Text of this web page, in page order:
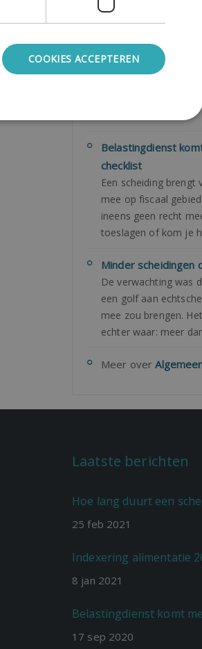
Hoe lang duurt een
​Een echtscheiding is
periode die men het
de ontbinding
Belastingdienst
checklist
Een scheiding brengt
mee op fiscaal
ineens geen recht
toeslagen of kom je
Minder scheidingen
De verwachting was
een golf aan
mee zou brengen.
echter waar: meer
Meer over
Laatste berichten
Hoe lang duurt een
25 feb 2021
Indexering alimentatie
8 jan 2021
Belastingdienst komt
17 sep 2020
COOKIES ACCEPTEREN